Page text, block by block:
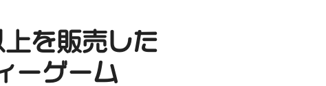
を販売した
ーゲーム